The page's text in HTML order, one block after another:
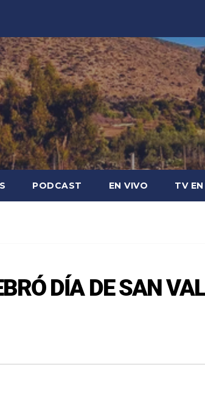
PODCAST EN VIVO TV
DÍA DE SAN